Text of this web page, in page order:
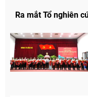
Ra mắt Tổ nghiên